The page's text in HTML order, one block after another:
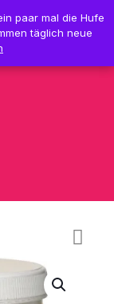
0 0,00 €
paar mal die Hufe
täglich neue
paar mal die Hufe
täglich neue